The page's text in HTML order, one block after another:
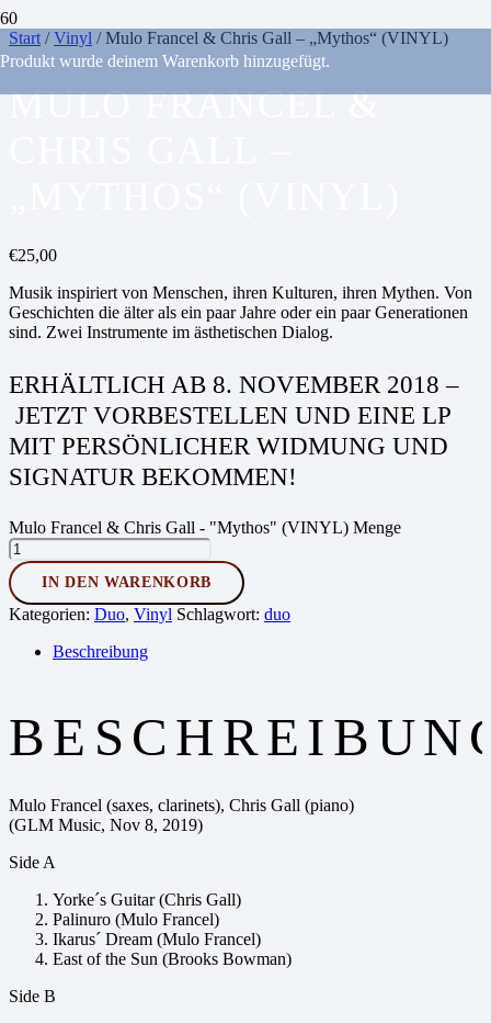
Produkt wurde deinem Warenkorb hinzugefügt.
Start /Vinyl / Mulo Francel & Chris Gall – „Mythos“ (VINYL)
MULO FRANCEL &
€25,00
Musik inspiriert von Menschen, ihren Kulturen, ihren Mythen. Von
Geschichten die älter als ein paar Jahre oder ein paar Generationen
sind. Zwei Instrumente im ästhetischen Dialog.
ERHÄLTLICH AB 8. NOVEMBER 2018 –
JETZT VORBESTELLEN UND EINE LP
MIT PERSÖNLICHER WIDMUNG UND
SIGNATUR BEKOMMEN!
Mulo Francel & Chris Gall - "Mythos" (VINYL) Menge
IN DEN WARENKORB
Kategorien: Duo, Vinyl Schlagwort: duo
Beschreibung
Mulo Francel (saxes, clarinets), Chris Gall (piano)
(GLM Music, Nov 8, 2019)
Side A
Yorke´s Guitar (Chris Gall)
Palinuro (Mulo Francel)
Ikarus´ Dream (Mulo Francel)
East of the Sun (Brooks Bowman)
Side B